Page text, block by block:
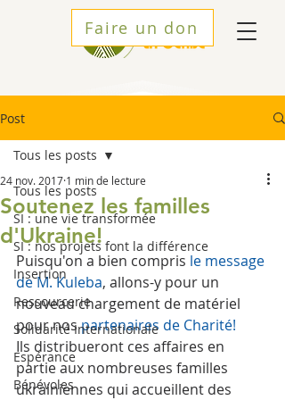
Faire un don
Post
Tous les posts
SI : une vie transformée
SI : nos projets font la différence
Insertion
Ressourcerie
Solidarité Internationale
Espérance
Bénévoles
Tous les posts
Soutenez les familles
d'Ukraine!
24 nov. 2017 1 min de lecture
Puisqu'on a bien compris le message
de M. Kuleba, allons-y pour un
nouveau chargement de matériel
pour nos partenaires de Charité!
Ils distribueront ces affaires en
partie aux nombreuses familles
ukrainiennes qui accueillent des